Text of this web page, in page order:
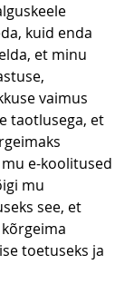
kuid enda
et minu
vaimus
taotlusega, et
e-koolitused
mu
see, et
toetuseks ja